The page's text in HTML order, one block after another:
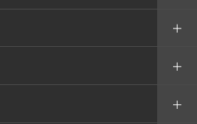
＋
＋
＋